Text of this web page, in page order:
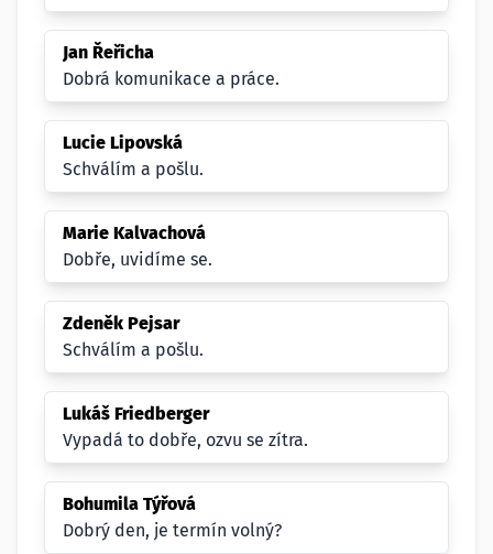
Jan Řeřicha
Dobrá komunikace a práce.
Lucie Lipovská
Schválím a pošlu.
Marie Kalvachová
Dobře, uvidíme se.
Zdeněk Pejsar
Schválím a pošlu.
Lukáš Friedberger
Vypadá to dobře, ozvu se zítra.
Bohumila Týřová
Dobrý den, je termín volný?